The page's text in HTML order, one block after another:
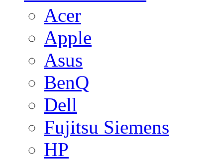
Acer
Apple
Asus
BenQ
Dell
Fujitsu Siemens
HP